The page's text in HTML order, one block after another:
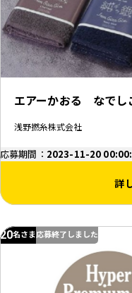
エアーかおる なで
浅野撚糸株式会社
応募期間： 2023-11-20
詳
20名さま応募終了しました